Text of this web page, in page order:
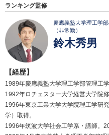
ランキング監修
慶應義塾大学理工学
（非常勤）
鈴木秀男
【経歴】
1989年慶應義塾大学理工学部管理工学
1992年ロチェスター大学経営大学院修
1996年東京工業大学大学院理工学研
学）取得。
1996年筑波大学社会工学系・講師。